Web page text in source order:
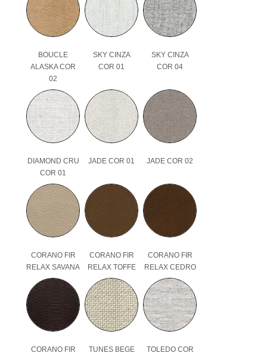
BOUCLE
ALASKA COR
02
SKY CINZA
COR 01
SKY CINZA
COR 04
DIAMOND CRU
COR 01
JADE COR 01 JADE COR 02
CORANO FIR
RELAX SAVANA
CORANO FIR
RELAX TOFFE
CORANO FIR
RELAX CEDRO
CORANO FIR
TUNES BEGE
TOLEDO COR